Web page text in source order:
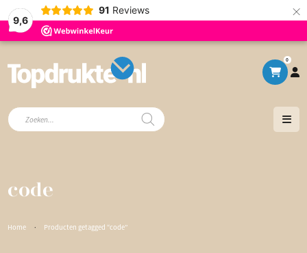
9,6
91 Reviews ×
0
Producten
zoeken
code
Home · Producten getagged “code”